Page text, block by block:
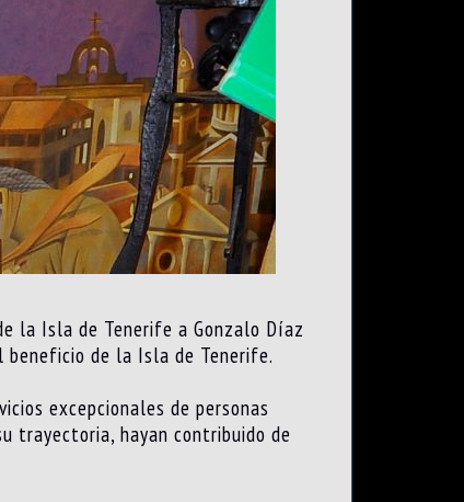
la Isla de Tenerife a Gonzalo Díaz
beneficio de la Isla de Tenerife.
excepcionales de personas
trayectoria, hayan contribuido de